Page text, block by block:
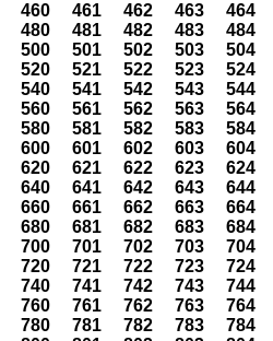
460 461 462 463
464
480 481 482 483
484
500 501 502 503
504
520 521 522 523
524
540 541 542 543
544
560 561 562 563
564
580 581 582 583
584
600 601 602 603
604
620 621 622 623
624
640 641 642 643
644
660 661 662 663
664
680 681 682 683
684
700 701 702 703
704
720 721 722 723
724
740 741 742 743
744
760 761 762 763
764
780 781 782 783
784